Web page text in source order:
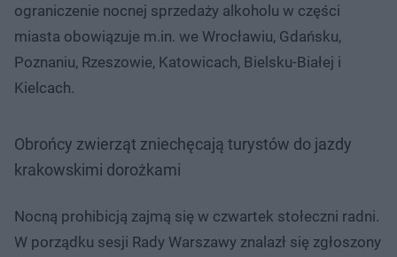
ograniczenie nocnej sprzedaży alkoholu w części
miasta obowiązuje m.in. we Wrocławiu, Gdańsku,
Poznaniu, Rzeszowie, Katowicach, Bielsku-Białej i
Kielcach.
Obrońcy zwierząt zniechęcają turystów do jazdy
krakowskimi dorożkami
Nocną prohibicją zajmą się w czwartek stołeczni radni.
W porządku sesji Rady Warszawy znalazł się zgłoszony